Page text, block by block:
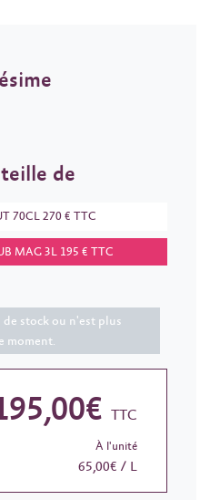
de
70CL 270 € TTC
MAG 3L 195 € TTC
stock ou n'est plus
moment.
TTC
À l'unité
65,00€ / L